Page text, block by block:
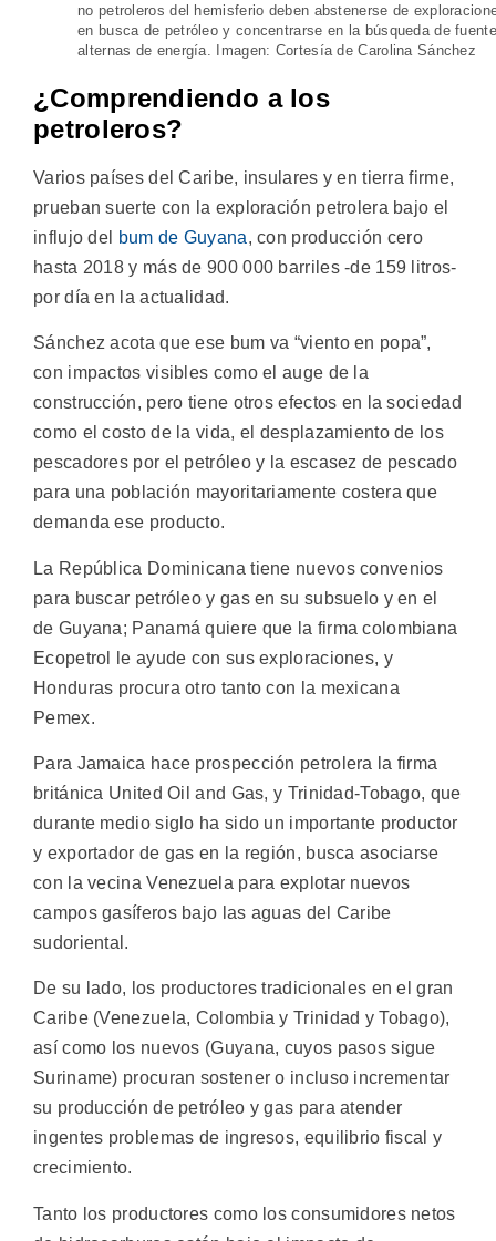
no petroleros del hemisferio deben abstenerse de
en busca de petróleo y concentrarse en la búsqueda de
alternas de energía. Imagen: Cortesía de Carolina Sánchez
¿Comprendiendo a los
petroleros?
Varios países del Caribe, insulares y en tierra firme,
prueban suerte con la exploración petrolera bajo el
influjo del
bum de Guyana, con producción cero
hasta 2018 y más de 900 000 barriles -de 159 litros-
por día en la actualidad.
Sánchez acota que ese bum va “viento en popa”,
con impactos visibles como el auge de la
construcción, pero tiene otros efectos en la sociedad
como el costo de la vida, el desplazamiento de los
pescadores por el petróleo y la escasez de pescado
para una población mayoritariamente costera que
demanda ese producto.
La República Dominicana tiene nuevos convenios
para buscar petróleo y gas en su subsuelo y en el
de Guyana; Panamá quiere que la firma colombiana
Ecopetrol le ayude con sus exploraciones, y
Honduras procura otro tanto con la mexicana
Pemex.
Para Jamaica hace prospección petrolera la firma
británica United Oil and Gas, y Trinidad-Tobago, que
durante medio siglo ha sido un importante productor
y exportador de gas en la región, busca asociarse
con la vecina Venezuela para explotar nuevos
campos gasíferos bajo las aguas del Caribe
sudoriental.
De su lado, los productores tradicionales en el gran
Caribe (Venezuela, Colombia y Trinidad y Tobago),
así como los nuevos (Guyana, cuyos pasos sigue
Suriname) procuran sostener o incluso incrementar
su producción de petróleo y gas para atender
ingentes problemas de ingresos, equilibrio fiscal y
crecimiento.
Tanto los productores como los consumidores netos